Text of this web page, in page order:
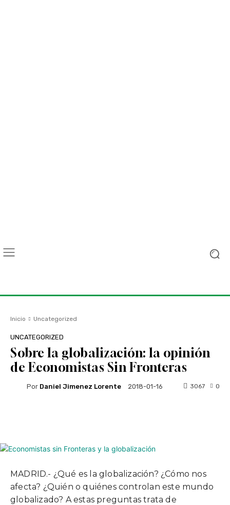
Inicio Uncategorized
UNCATEGORIZED
Sobre la globalización: la opinión
de Economistas Sin Fronteras
Por Daniel Jimenez Lorente 2018-01-16 0
3067
MADRID.- ¿Qué es la globalización? ¿Cómo nos
afecta? ¿Quién o quiénes controlan este mundo
globalizado? A estas preguntas trata de